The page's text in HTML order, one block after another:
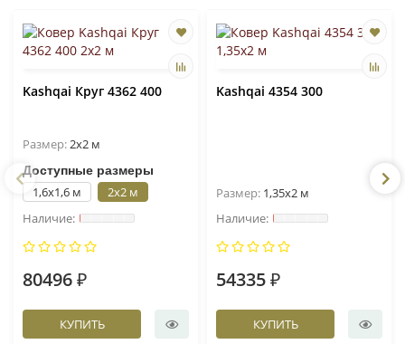
Kashqai Круг 4362 400
Размер:2x2 м
Доступные размеры
1,6x1,6 м 2x2 м
80496 ₽
КУПИТЬ
Kashqai 4354 300
Размер: 1,35x2 м
54335 ₽
КУПИТЬ